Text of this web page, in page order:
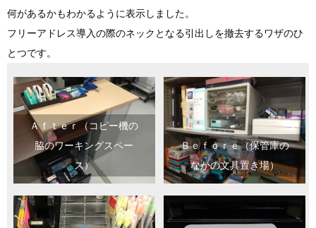
何があるかもわかるように表示しました。
フリーアドレス導入の際のネックとなる引出しを撤去するワザのひ
とつです。
Ａｆｔｅｒ（コピー機の
脇のワーキングスペー
ス）
Ｂｅｆｏｒｅ（保管庫の
なかの文具置き場）